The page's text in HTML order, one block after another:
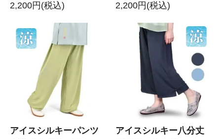
2,200円(税込)
2,200円(税込)
アイスシルキーパンツ
アイスシルキー八分丈